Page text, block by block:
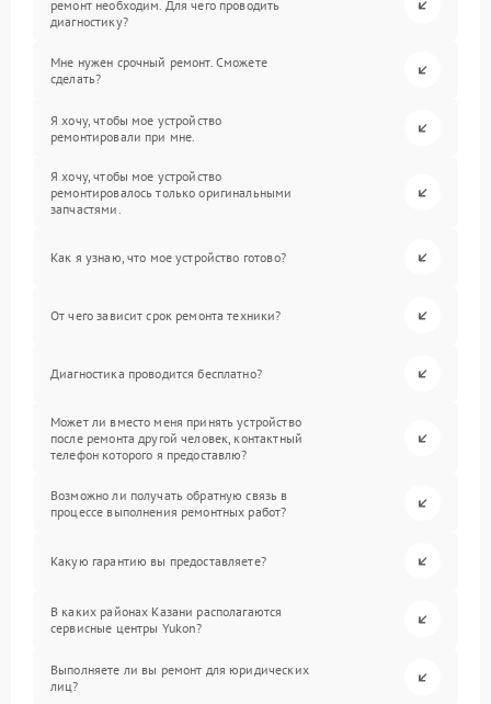
ремонт необходим. Для чего проводить
диагностику?
Мне нужен срочный ремонт. Сможете
сделать?
Я хочу, чтобы мое устройство
ремонтировали при мне.
Я хочу, чтобы мое устройство
ремонтировалось только оригинальными
запчастями.
Как я узнаю, что мое устройство готово?
От чего зависит срок ремонта техники?
Диагностика проводится бесплатно?
Может ли вместо меня принять устройство
после ремонта другой человек, контактный
телефон которого я предоставлю?
Возможно ли получать обратную связь в
процессе выполнения ремонтных работ?
Какую гарантию вы предоставляете?
В каких районах Казани располагаются
сервисные центры Yukon?
Выполняете ли вы ремонт для юридических
лиц?